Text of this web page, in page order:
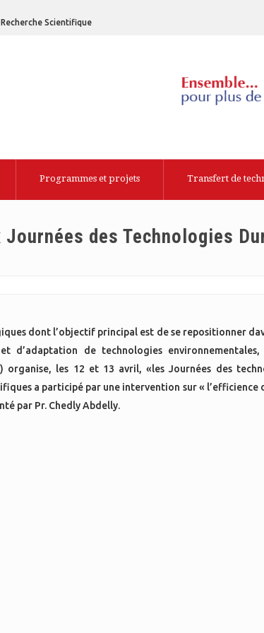
Scientifique
Programmes et projets Transfert de
des Technologies
dont l’objectif principal est de se repositionner
de technologies
les 12 et 13 avril, «les Journées des
a participé par une intervention sur « l’efficience
par Pr. Chedly Abdelly.